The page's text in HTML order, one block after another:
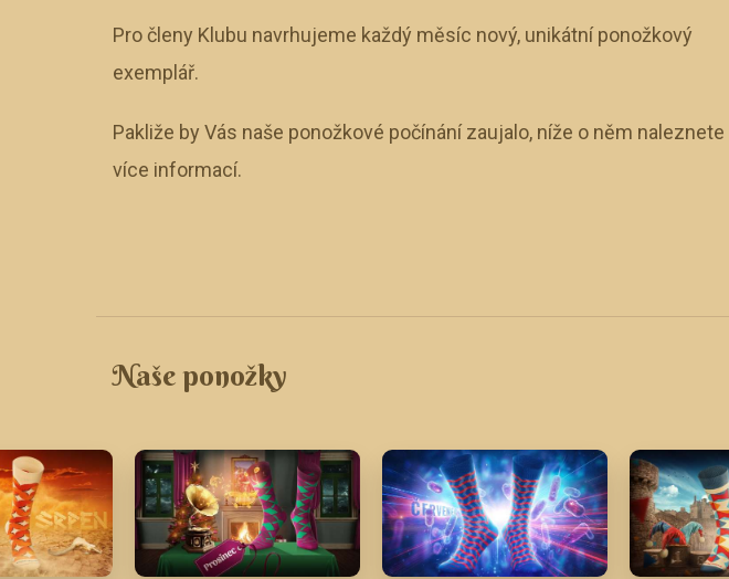
Pro členy Klubu navrhujeme každý měsíc nový, unikátní ponožkový
exemplář.
Pakliže by Vás naše ponožkové počínání zaujalo, níže o něm naleznete
více informací.
Naše ponožky